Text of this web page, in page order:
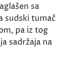
sa
sudski tumač
pa iz tog
sadržaja na